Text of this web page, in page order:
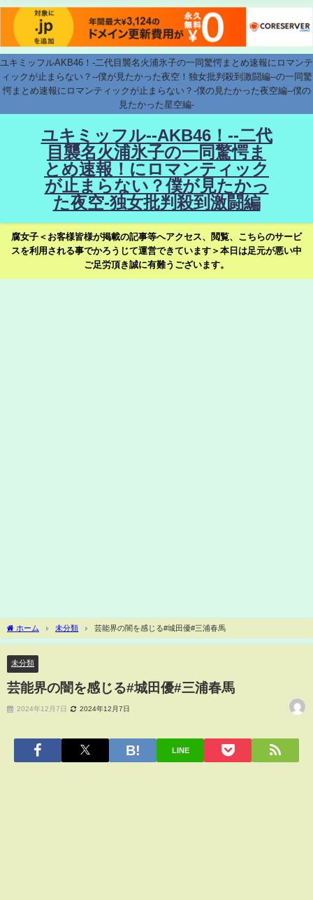
ユキミッフルAKB46！-二代目襲名火浦氷子の一同驚愕まとめ速報にロマンテ
ィックが止まらない？--僕が見たかった夜空！独女批判殺到激闘編--の一同驚
愕まとめ速報にロマンティックが止まらない？-僕の見たかった夜空編--僕の
見たかった星空編-
ユキミッフル--AKB46！--二代
目襲名火浦氷子の一同驚愕ま
とめ速報！にロマンティック
が止まらない？僕が見たかっ
た夜空-独女批判殺到激闘編
腐女子＜お客様皆様が掲載の記事等へアクセス、閲覧、こちらのサービ
スを利用される事でかろうじて運営できています＞本日は足元が悪い中
ご足労頂き誠に有難うございます。
ホーム 未分類 芸能界の闇を感じる#城田優#三浦春馬
未分類
芸能界の闇を感じる#城田優#三浦春馬
2024年12月7日 2024年12月7日
LINE